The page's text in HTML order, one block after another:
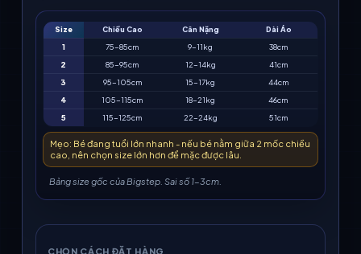
Size Chiều Cao Cân Nặng Dài Áo
1 75-85cm 9-11kg
38cm
2
85-95cm 12-14kg
41cm
3
95-105cm 15-17kg
44cm
4
105-115cm 18-21kg
46cm
5
115-125cm 22-24kg 51cm
Mẹo: Bé đang tuổi lớn nhanh - nếu bé nằm giữa 2 mốc chiều
cao, nên chọn size lớn hơn để mặc được lâu.
Bảng size gốc của Bigstep. Sai số 1-3cm.
CHỌN CÁCH ĐẶT HÀNG